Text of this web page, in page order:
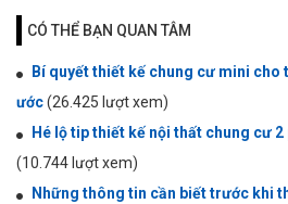
CÓ THỂ BẠN QUAN TÂM
Bí quyết thiết kế chung cư mini cho
ước(26.425 lượt xem)
Hé lộ tip thiết kế nội thất chung cư
(10.744 lượt xem)
Những thông tin cần biết trước khi